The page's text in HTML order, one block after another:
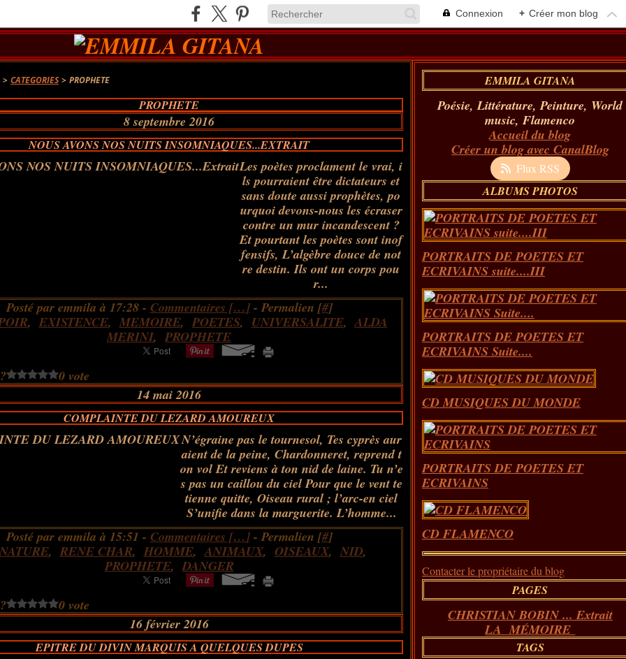
Connexion + Créer mon blog
> CATEGORIES > PROPHETE
PROPHETE
8 septembre 2016
NOUS AVONS NOS NUITS INSOMNIAQUES...EXTRAIT
Les poètes proclament le vrai, i
ls pourraient être dictateurs et
sans doute aussi prophètes, po
urquoi devons-nous les écraser
contre un mur incandescent ?
Et pourtant les poètes sont inof
fensifs, L’algèbre douce de not
re destin. Ils ont un corps pou
r...
Posté par emmila à 17:28 - Commentaires […]- Permalien [#]
, EXISTENCE, MEMOIRE, POETES, UNIVERSALITE,ALDA
MERINI, PROPHETE
0 vote
14 mai 2016
COMPLAINTE DU LEZARD AMOUREUX
N’égraine pas le tournesol, Tes cyprès aur
aient de la peine, Chardonneret, reprend t
on vol Et reviens à ton nid de laine. Tu n’e
s pas un caillou du ciel Pour que le vent te
tienne quitte, Oiseau rural ; l’arc-en ciel
S’unifie dans la marguerite. L’homme...
Posté par emmila à 15:51 - Commentaires […]- Permalien [#]
NATURE, RENE CHAR, HOMME,ANIMAUX, OISEAUX, NID,
PROPHETE,DANGER
0 vote
16 février 2016
EPITRE DU DIVIN MARQUIS A QUELQUES DUPES
EMMILA GITANA
Poésie, Littérature, Peinture, World
music, Flamenco
Accueil du blog
Créer un blog avec CanalBlog
Flux RSS
ALBUMS PHOTOS
PORTRAITS DE POETES ET
ECRIVAINS suite....III
PORTRAITS DE POETES ET
ECRIVAINS Suite....
CD MUSIQUES DU MONDE
PORTRAITS DE POETES ET
ECRIVAINS
CD FLAMENCO
Contacter le propriétaire du blog
PAGES
CHRISTIAN BOBIN ... Extrait
LA MÉMOIRE
TAGS